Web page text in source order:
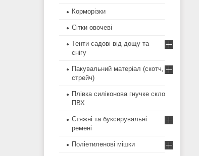
Корморізки
Сітки овочеві
Тенти садові від дощу та
снігу
Пакувальний матеріал (скотч,
стрейч)
Плівка силіконова гнучке скло
ПВХ
Стяжні та буксирувальні
ремені
Поліетиленові мішки